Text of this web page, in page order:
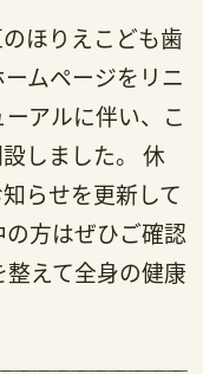
ほりえこども歯
ムページをリニ
アルに伴い、こ
しました。 休
らせを更新して
方はぜひご確認
えて全身の健康